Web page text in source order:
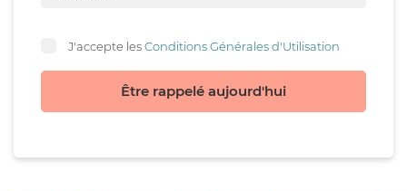
J'accepte lesConditions Générales d'Utilisation
Être rappelé aujourd'hui